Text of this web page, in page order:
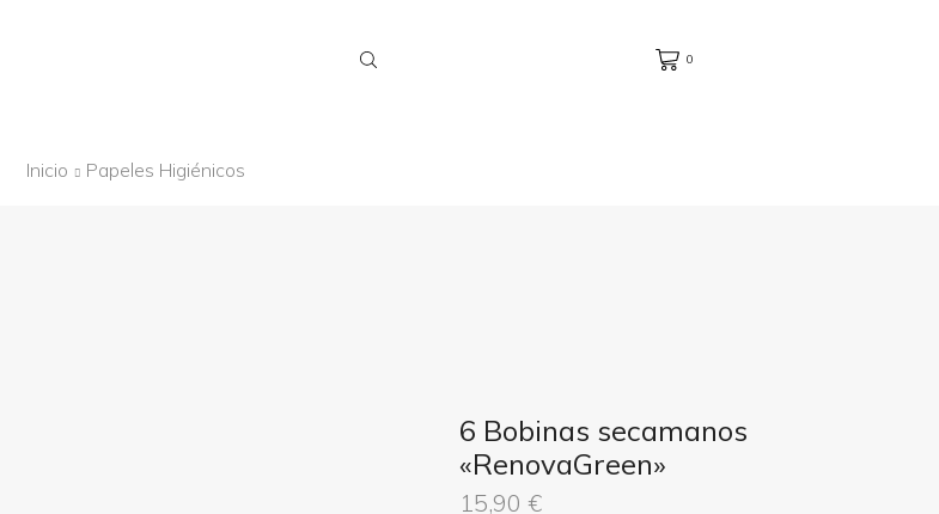
0
Inicio Papeles Higiénicos
6 Bobinas secamanos
«RenovaGreen»
15,90 €